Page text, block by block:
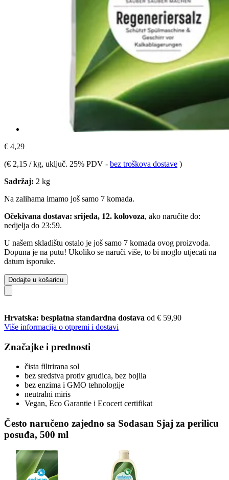
€ 4,29
(€ 2,15 / kg, uključ. 25% PDV - bez troškova dostave )
Sadržaj: 2 kg
Na zalihama imamo još samo 7 komada.
Očekivana dostava: srijeda, 12. kolovoza, ako naručite do:
nedjelja do 23:59.
U našem skladištu ostalo je još samo 7 komada ovog proizvoda.
Dopuna je na putu! Ukoliko se naruči više, to bi moglo utjecati na
datum isporuke.
Dodajte u košaricu
Hrvatska: besplatna standardna dostava od € 59,90
Više informacija o otpremi i dostavi
Značajke i prednosti
čista filtrirana sol
bez sredstva protiv grudica, bez bojila
bez enzima i GMO tehnologije
neutralni miris
Vegan, Eco Garantie i Ecocert certifikat
Često naručeno zajedno sa Sodasan Sjaj za perilicu
posuđa, 500 ml